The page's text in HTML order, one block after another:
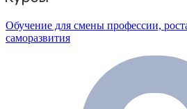
Обучение для смены профессии,
саморазвития